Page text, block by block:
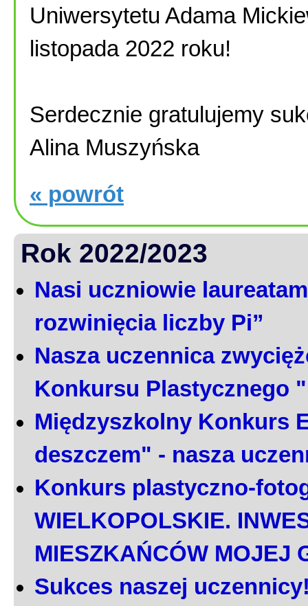
Uniwersytetu Adama
listopada 2022 roku!
Serdecznie gratulujemy
Alina Muszyńska
« powrót
Rok 2022/2023
Nasi uczniowie
rozwinięcia liczby Pi”
Nasza uczennica
Konkursu Plastycznego
Międzyszkolny Konkurs
deszczem" - nasza
Konkurs plastyczno-
WIELKOPOLSKIE.
MIESZKAŃCÓW MOJEJ
Sukces naszej